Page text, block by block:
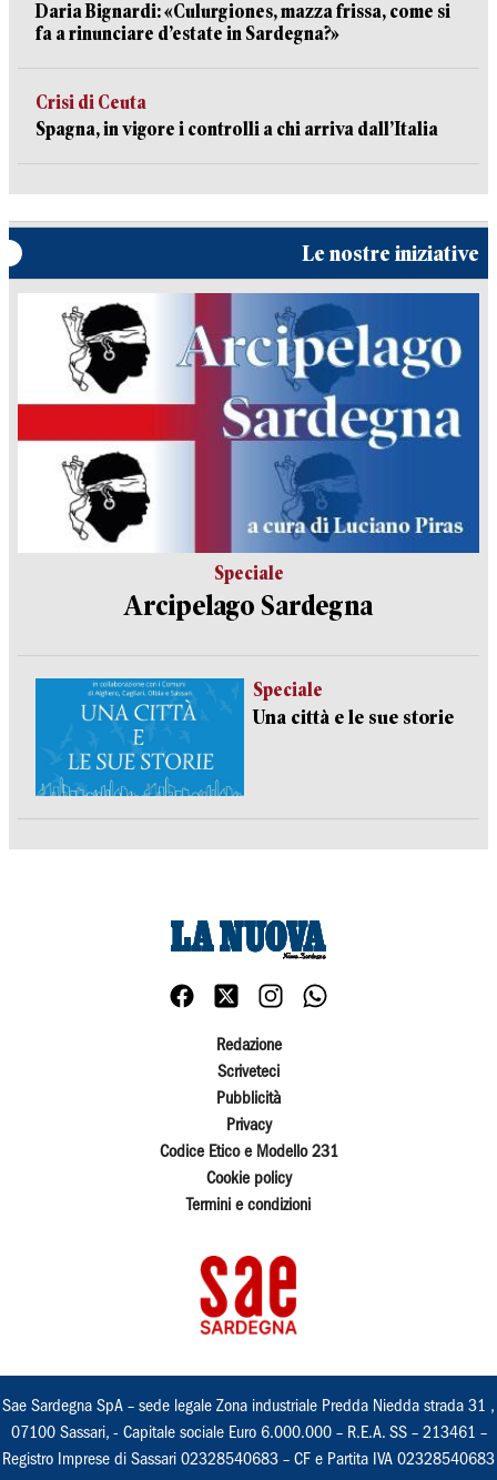
Daria Bignardi: «Culurgiones, mazza frissa, come si
fa a rinunciare d’estate in Sardegna?»
Crisi di Ceuta
Spagna, in vigore i controlli a chi arriva dall’Italia
Le nostre iniziative
Speciale
Arcipelago Sardegna
Speciale
Una città e le sue storie
Redazione
Scriveteci
Pubblicità
Privacy
Codice Etico e Modello 231
Cookie policy
Termini e condizioni
Sae Sardegna SpA – sede legale Zona industriale Predda Niedda strada 31 ,
07100 Sassari, - Capitale sociale Euro 6.000.000 – R.E.A. SS – 213461 –
Registro Imprese di Sassari 02328540683 – CF e Partita IVA 02328540683